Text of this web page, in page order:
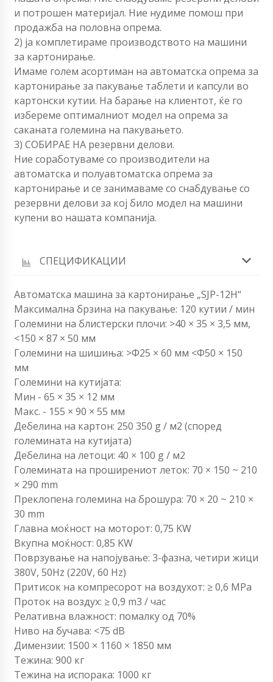
и потрошен материјал. Ние нудиме помош при
продажба на половна опрема.
2) ја комплетираме производството на машини
за картонирање.
Имаме голем асортиман на автоматска опрема за
картонирање за пакување таблети и капсули во
картонски кутии. На барање на клиентот, ќе го
избереме оптималниот модел на опрема за
саканата големина на пакувањето.
3) СОБИРАЕ НА резервни делови.
Ние соработуваме со производители на
автоматска и полуавтоматска опрема за
картонирање и се занимаваме со снабдување со
резервни делови за кој било модел на машини
купени во нашата компанија.
СПЕЦИФИКАЦИИ
Автоматска машина за картонирање „SJP-12H“
Максимална брзина на пакување: 120 кутии / мин
Големини на блистерски плочи: >40 × 35 × 3,5 мм,
<150 × 87 × 50 мм
Големини на шишиња: >Φ25 × 60 мм <Φ50 × 150
мм
Големини на кутијата:
Мин - 65 × 35 × 12 мм
Макс. - 155 × 90 × 55 мм
Дебелина на картон: 250 350 g / м2 (според
големината на кутијата)
Дебелина на летоци: 40 × 100 g / м2
Големината на проширениот леток: 70 × 150 ~ 210
× 290 mm
Преклопена големина на брошура: 70 × 20 ~ 210 ×
30 mm
Главна моќност на моторот: 0,75 KW
Вкупна моќност: 0,85 KW
Поврзување на напојување: 3-фазна, четири жици
380V, 50Hz (220V, 60 Hz)
Притисок на компресорот на воздухот: ≥ 0,6 MPa
Проток на воздух: ≥ 0,9 m3 / час
Релативна влажност: помалку од 70%
Ниво на бучава: <75 dB
Димензии: 1500 × 1160 × 1850 мм
Тежина: 900 кг
Тежина на испорака: 1000 кг